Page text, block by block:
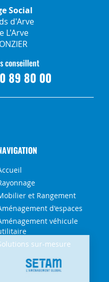
Social
d'Arve
L'Arve
conseillent
89 80 00
et Rangement
d'espaces
véhicule
sur-mesure